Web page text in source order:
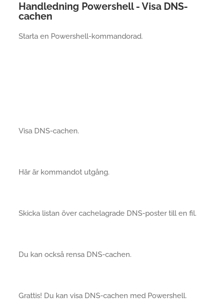
Handledning Powershell - Visa DNS-
cachen
Starta en Powershell-kommandorad.
Visa DNS-cachen.
Här är kommandot utgång.
Skicka listan över cachelagrade DNS-poster till en fil.
Du kan också rensa DNS-cachen.
Grattis! Du kan visa DNS-cachen med Powershell.